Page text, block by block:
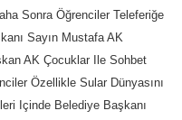
Sonra Öğrenciler Teleferiğe
Sayın Mustafa AK
AK Çocuklar Ile Sohbet
Özellikle Sular Dünyasını
Içinde Belediye Başkanı